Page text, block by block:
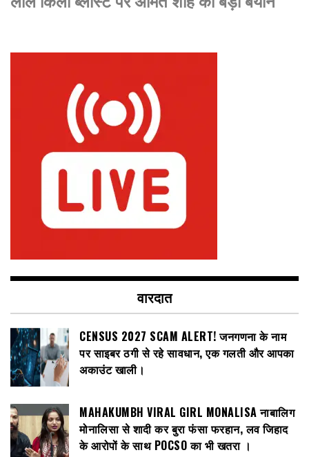
वारदात
CENSUS 2027 SCAM ALERT! जनगणना के नाम
पर साइबर ठगी से रहे सावधान, एक गलती और आपका
अकाउंट खाली।
MAHAKUMBH VIRAL GIRL MONALISA नाबालिग
मोनालिसा से शादी कर बुरा फंसा फरहान, लव जिहाद
के आरोपों के साथ POCSO का भी खतरा ।